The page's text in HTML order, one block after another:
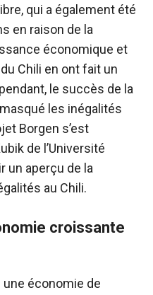
qui a également été
en raison de la
économique et
Chili en ont fait un
le succès de la
les inégalités
Borgen s’est
de l’Université
un aperçu de la
au Chili.
croissante
économie de